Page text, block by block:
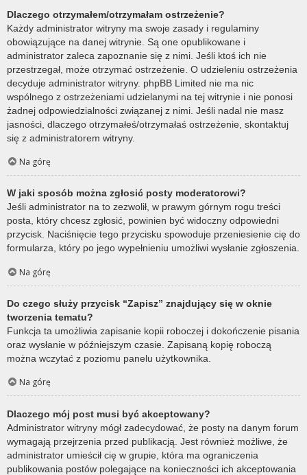
Dlaczego otrzymałem/otrzymałam ostrzeżenie?
Każdy administrator witryny ma swoje zasady i regulaminy
obowiązujące na danej witrynie. Są one opublikowane i
administrator zaleca zapoznanie się z nimi. Jeśli ktoś ich nie
przestrzegał, może otrzymać ostrzeżenie. O udzieleniu ostrzeżenia
decyduje administrator witryny. phpBB Limited nie ma nic
wspólnego z ostrzeżeniami udzielanymi na tej witrynie i nie ponosi
żadnej odpowiedzialności związanej z nimi. Jeśli nadal nie masz
jasności, dlaczego otrzymałeś/otrzymałaś ostrzeżenie, skontaktuj
się z administratorem witryny.
Na górę
W jaki sposób można zgłosić posty moderatorowi?
Jeśli administrator na to zezwolił, w prawym górnym rogu treści
posta, który chcesz zgłosić, powinien być widoczny odpowiedni
przycisk. Naciśnięcie tego przycisku spowoduje przeniesienie cię do
formularza, który po jego wypełnieniu umożliwi wysłanie zgłoszenia.
Na górę
Do czego służy przycisk “Zapisz” znajdujący się w oknie
tworzenia tematu?
Funkcja ta umożliwia zapisanie kopii roboczej i dokończenie pisania
oraz wysłanie w późniejszym czasie. Zapisaną kopię roboczą
można wczytać z poziomu panelu użytkownika.
Na górę
Dlaczego mój post musi być akceptowany?
Administrator witryny mógł zadecydować, że posty na danym forum
wymagają przejrzenia przed publikacją. Jest również możliwe, że
administrator umieścił cię w grupie, która ma ograniczenia
publikowania postów polegające na konieczności ich akceptowania